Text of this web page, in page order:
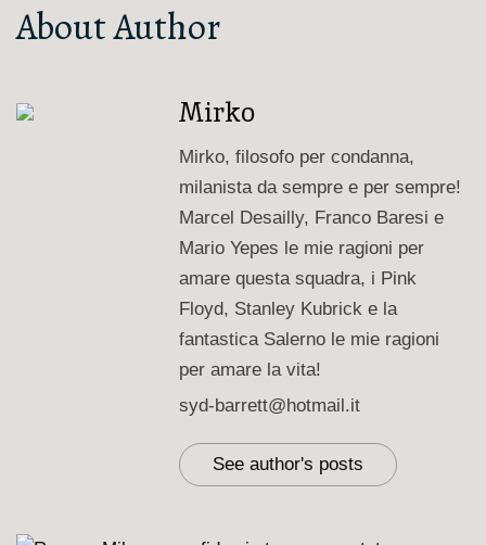
About Author
Mirko
Mirko, filosofo per condanna,
milanista da sempre e per sempre!
Marcel Desailly, Franco Baresi e
Mario Yepes le mie ragioni per
amare questa squadra, i Pink
Floyd, Stanley Kubrick e la
fantastica Salerno le mie ragioni
per amare la vita!
syd-barrett@hotmail.it
See author's posts